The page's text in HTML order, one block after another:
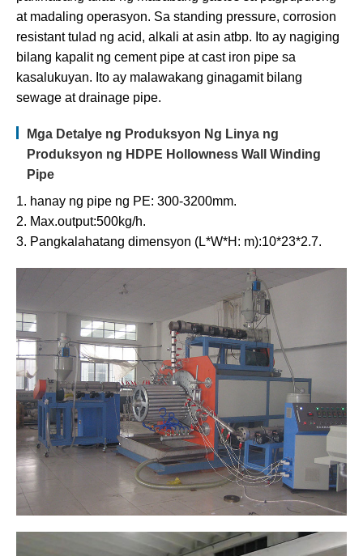
at madaling operasyon. Sa standing pressure, corrosion
resistant tulad ng acid, alkali at asin atbp. Ito ay nagiging
bilang kapalit ng cement pipe at cast iron pipe sa
kasalukuyan. Ito ay malawakang ginagamit bilang
sewage at drainage pipe.
Mga Detalye ng Produksyon Ng Linya ng
Produksyon ng HDPE Hollowness Wall Winding
Pipe
1. hanay ng pipe ng PE: 300-3200mm.
2. Max.output:500kg/h.
3. Pangkalahatang dimensyon (L*W*H: m):10*23*2.7.